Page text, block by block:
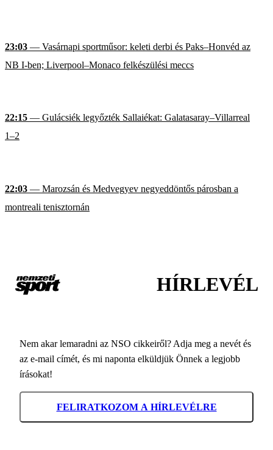
23:03 — Vasárnapi sportműsor: keleti derbi és Paks–Honvéd az
NB I-ben; Liverpool–Monaco felkészülési meccs
22:15 — Gulácsiék legyőzték Sallaiékat: Galatasaray–Villarreal
1–2
22:03 — Marozsán és Medvegyev negyeddöntős párosban a
montreali tenisztornán
HÍRLEVÉL
Nem akar lemaradni az NSO cikkeiről? Adja meg a nevét és
az e-mail címét, és mi naponta elküldjük Önnek a legjobb
írásokat!
FELIRATKOZOM A HÍRLEVÉLRE